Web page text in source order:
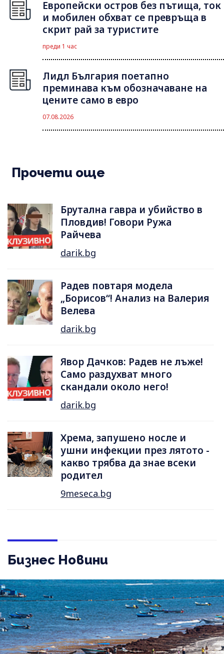
Европейски остров без пътища, ток
и мобилен обхват се превръща в
скрит рай за туристите
преди 1 час
Лидл България поетапно
преминава към обозначаване на
цените само в евро
07.08.2026
Прочети още
Брутална гавра и убийство в
Пловдив! Говори Ружа
Райчева
darik.bg
Радев повтаря модела
„Борисов“! Анализ на Валерия
Велева
darik.bg
Явор Дачков: Радев не лъже!
Само раздухват много
скандали около него!
darik.bg
Хрема, запушено носле и
ушни инфекции през лятотo -
какво трябва да знае всеки
родител
9meseca.bg
Бизнес Новини